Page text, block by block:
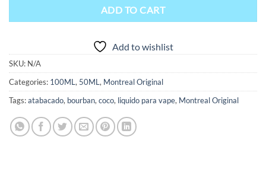
ADD TO CART
Add to wishlist
SKU: N/A
Categories: 100ML , 50ML , Montreal Original
Tags:atabacado, bourban, coco, liquido para vape, Montreal Original